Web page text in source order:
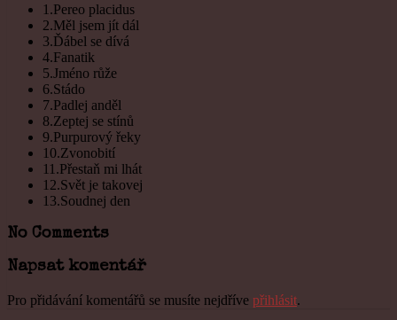
1.Pereo placidus
2.Měl jsem jít dál
3.Ďábel se dívá
4.Fanatik
5.Jméno růže
6.Stádo
7.Padlej anděl
8.Zeptej se stínů
9.Purpurový řeky
10.Zvonobití
11.Přestaň mi lhát
12.Svět je takovej
13.Soudnej den
No Comments
Napsat komentář
Pro přidávání komentářů se musíte nejdříve přihlásit.